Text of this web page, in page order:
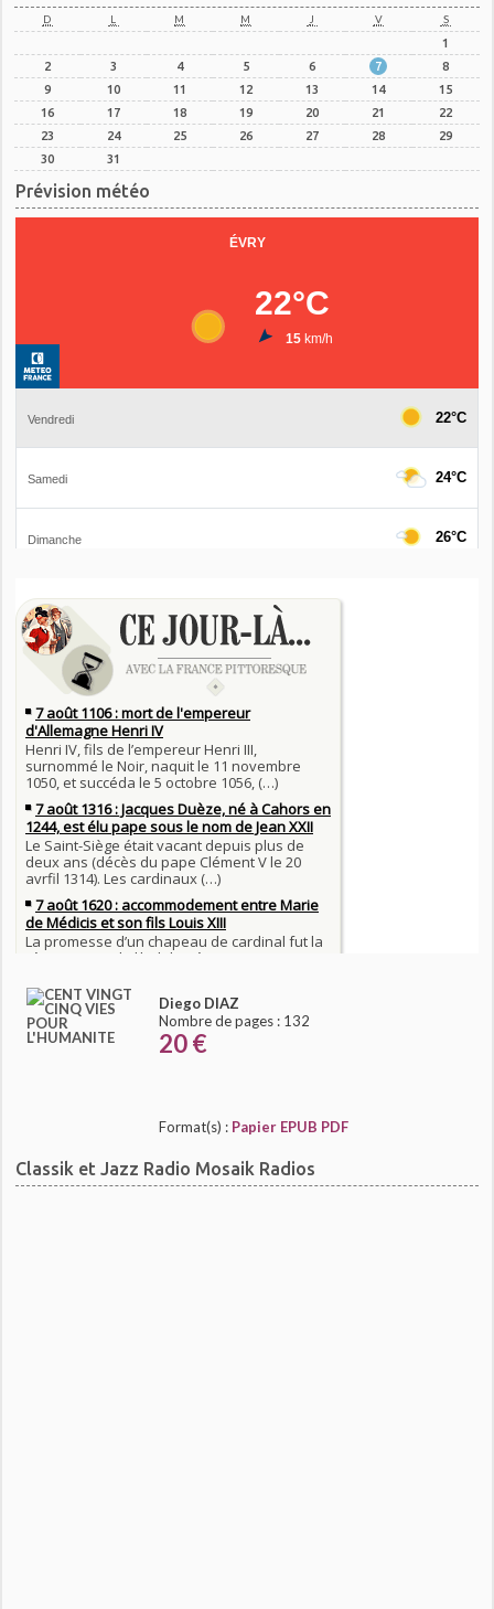
D L M M J V S
1
2
3 4 5 6 7
8
9
10 11 12 13 14
15
16
17 18 19 20 21
22
23
24 25 26 27 28
29
30
31
Prévision météo
Diego DIAZ
Nombre de pages : 132
20 €
Format(s) : Papier EPUB PDF
Classik et Jazz Radio Mosaik Radios